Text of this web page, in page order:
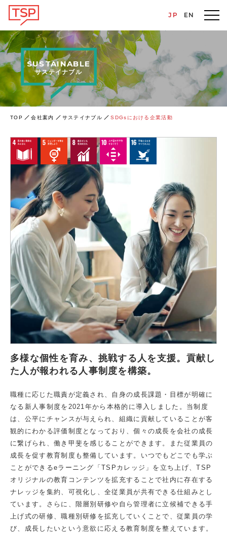
JP EN
SUSTAINABLE
サステイナブル
TOP 会社案内 サステイナブル SDGsにおける企業活動
多様な個性を育み、挑戦する人を支援。貢献し
た人が報われる人事制度を構築。
職種に応じた職責が定義され、自身の成長課題・目標が明確に
なる新人事制度を2021年から本格的に導入しました。当制度
は、公平にチャンスが与えられ、組織に貢献していることが客
観的にわかる評価制度となっており、個々の成長を会社の成長
に繋げられ、働き甲斐を感じることができます。また従業員の
成長を促す教育制度も整備しています。いつでもどこでも学ぶ
ことができるeラーニング「TSPカレッジ」を立ち上げ、TSP
オリジナルの教育コンテンツを拡充することで社内に存在する
ナレッジを集約、可視化し、全従業員が共有できる仕組みとし
ています。さらに、階層別研修や自ら管理者に立候補できる手
上げ式の研修、職種別研修を拡充していくことで、従業員の学
び、成長したいという意欲に応える教育制度を整えています。